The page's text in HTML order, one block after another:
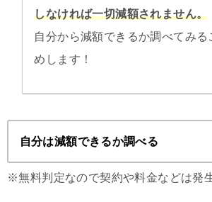
しなければ一切減額されません。
自分から減額できるか調べてみる
めします！
自分は減額できるか調べる
※無料判定なので契約や料金などは発